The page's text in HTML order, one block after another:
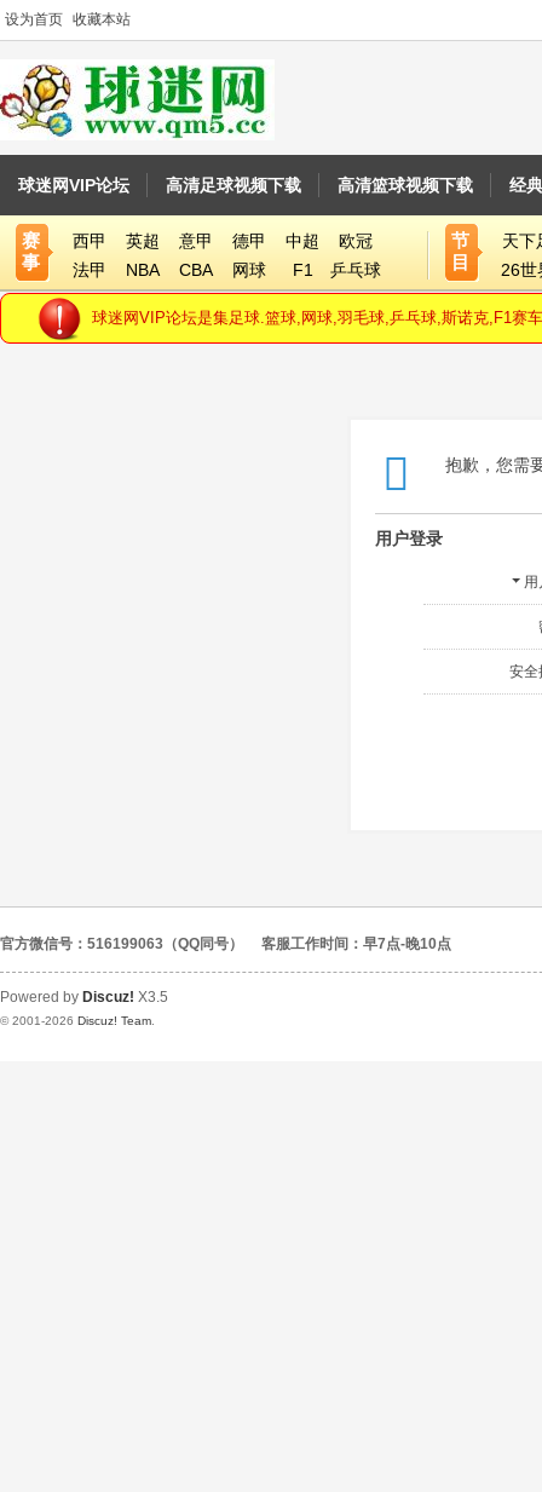
设为首页 收藏本站
球迷网VIP论坛 高清足球视频下载 高清篮球视频下载 经
赛
事
西甲 英超 意甲 德甲 中超
欧冠
法甲
NBA CBA 网球 F1 乒乓球
节
目
天下
26世
球迷网VIP论坛是集足球.篮球,网球,羽毛球,乒乓球,斯诺克,F1赛
抱歉，您需
用户登录
用
安全
官方微信号：516199063（QQ同号） 客服工作时间：早7点-晚10点
Powered by Discuz! X3.5
© 2001-2026 Discuz! Team